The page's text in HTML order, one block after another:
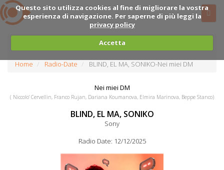
Questo sito utilizza cookies al fine di migliorare la vostra
esperienza di navigazione. Per saperne di più leggi la
privacy policy
Accetta
Home Radio-Date BLIND, EL MA, SONIKO-Nei miei DM
Nei miei DM
( Niccolo’ Cervellin, Franco Rujan, Dariana Koumanova, Elmira Marinova, Beppe Stanco)
BLIND, EL MA, SONIKO
Sony
Radio Date: 12/12/2025